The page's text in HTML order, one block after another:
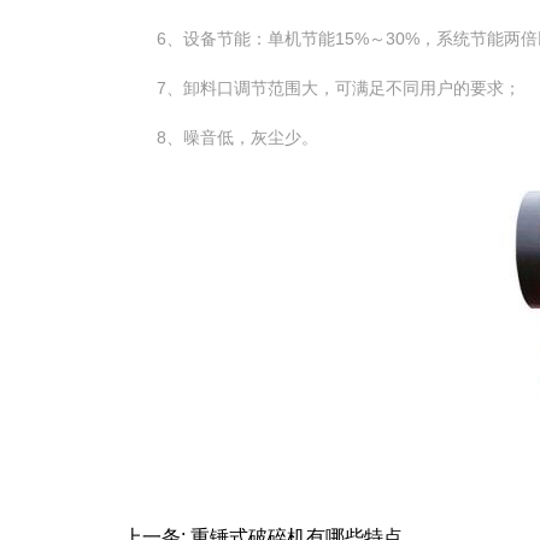
6、设备节能：单机节能15%～30%，系统节能两倍
7、卸料口调节范围大，可满足不同用户的要求；
8、噪音低，灰尘少。